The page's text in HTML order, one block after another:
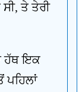
ਤੇ ਤੇਰੀ
ਹੱਥ ਇਕ
ਪਹਿਲਾਂ